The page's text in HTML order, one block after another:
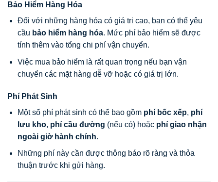
Bảo Hiểm Hàng Hóa
Đối với những hàng hóa có giá trị cao, bạn có thể yêu
cầu bảo hiểm hàng hóa. Mức phí bảo hiểm sẽ được
tính thêm vào tổng chi phí vận chuyển.
Việc mua bảo hiểm là rất quan trọng nếu bạn vận
chuyển các mặt hàng dễ vỡ hoặc có giá trị lớn.
Phí Phát Sinh
Một số phí phát sinh có thể bao gồm phí bốc xếp, phí
lưu kho, phí cầu đường (nếu có) hoặc phí giao nhận
ngoài giờ hành chính.
Những phí này cần được thông báo rõ ràng và thỏa
thuận trước khi gửi hàng.